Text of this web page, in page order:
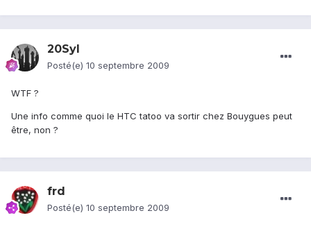
20Syl
Posté(e) 10 septembre 2009
WTF ?
Une info comme quoi le HTC tatoo va sortir chez Bouygues peut
être, non ?
frd
Posté(e) 10 septembre 2009